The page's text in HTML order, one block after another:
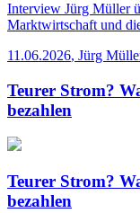
Interview Jürg Müller
Marktwirtschaft und
11.06.2026, Jürg
Teurer Strom?
bezahlen
Teurer Strom?
bezahlen